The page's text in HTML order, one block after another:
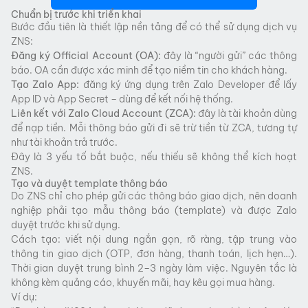
Chuẩn bị trước khi triển khai
Bước đầu tiên là thiết lập nền tảng để có thể sử dụng dịch vụ
ZNS:
Đăng ký Official Account (OA): đây là “người gửi” các thông
báo. OA cần được xác minh để tạo niềm tin cho khách hàng.
Tạo Zalo App: đăng ký ứng dụng trên Zalo Developer để lấy
App ID và App Secret – dùng để kết nối hệ thống.
Liên kết với Zalo Cloud Account (ZCA): đây là tài khoản dùng
để nạp tiền. Mỗi thông báo gửi đi sẽ trừ tiền từ ZCA, tương tự
như tài khoản trả trước.
Đây là 3 yếu tố bắt buộc, nếu thiếu sẽ không thể kích hoạt
ZNS.
Tạo và duyệt template thông báo
Do ZNS chỉ cho phép gửi các thông báo giao dịch, nên doanh
nghiệp phải tạo mẫu thông báo (template) và được Zalo
duyệt trước khi sử dụng.
Cách tạo: viết nội dung ngắn gọn, rõ ràng, tập trung vào
thông tin giao dịch (OTP, đơn hàng, thanh toán, lịch hẹn…).
Thời gian duyệt trung bình 2–3 ngày làm việc. Nguyên tắc là
không kèm quảng cáo, khuyến mãi, hay kêu gọi mua hàng.
Ví dụ: